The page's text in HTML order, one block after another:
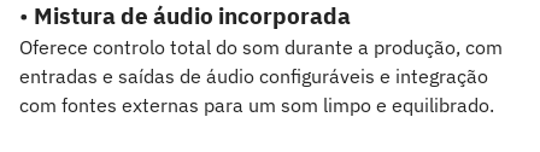
• Mistura de áudio incorporada
Oferece controlo total do som durante a produção, com
entradas e saídas de áudio configuráveis e integração
com fontes externas para um som limpo e equilibrado.